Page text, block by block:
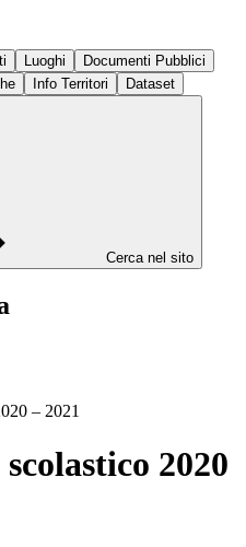
Luoghi
Documenti Pubblici
Info Territori Dataset
Cerca nel sito
– 2021
2020